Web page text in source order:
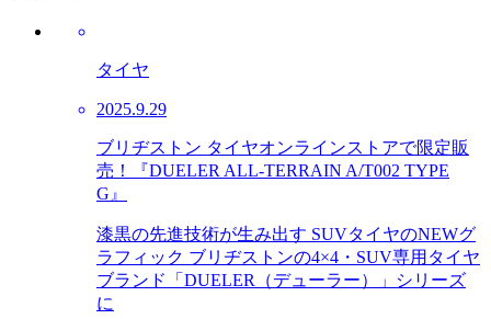
タイヤ
2025.9.29
ブリヂストン タイヤオンラインストアで限定販
売！『DUELER ALL-TERRAIN A/T002 TYPE
G』
漆黒の先進技術が生み出す SUVタイヤのNEWグ
ラフィック ブリヂストンの4×4・SUV専用タイヤ
ブランド「DUELER（デューラー）」シリーズ
に